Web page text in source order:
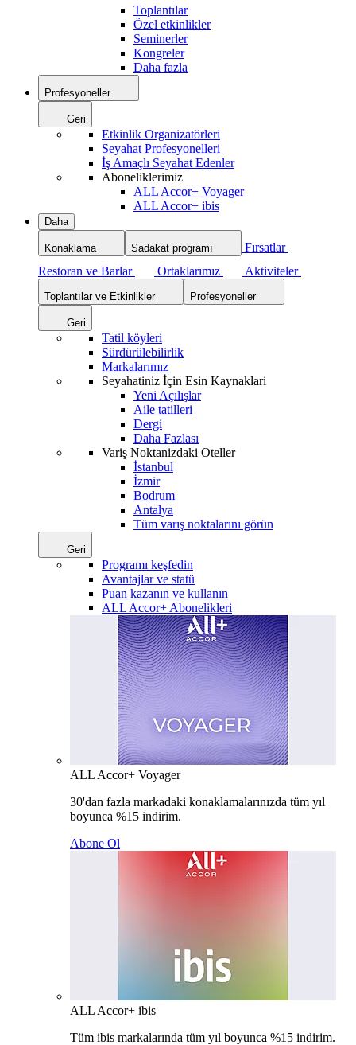
Toplantılar
Özel etkinlikler
Seminerler
Kongreler
Daha fazla
Profesyoneller
Geri
Etkinlik Organizatörleri
Seyahat Profesyonelleri
İş Amaçlı Seyahat Edenler
Aboneliklerimiz
ALL Accor+ Voyager
ALL Accor+ ibis
Daha
Konaklama Sadakat programı
Fırsatlar
Restoran ve Barlar
Ortaklarımız Aktiviteler
Toplantılar ve Etkinlikler Profesyoneller
Geri
Tatil köyleri
Sürdürülebilirlik
Markalarımız
Seyahatiniz İçin Esin Kaynaklari
Yeni Açılışlar
Aile tatilleri
Dergi
Daha Fazlası
Variş Noktanizdaki Oteller
İstanbul
İzmir
Bodrum
Antalya
Tüm varış noktalarını görün
Geri
Programı keşfedin
Avantajlar ve statü
Puan kazanın ve kullanın
ALL Accor+ Abonelikleri
ALL Accor+ Voyager
30'dan fazla markadaki konaklamalarınızda tüm yıl
boyunca %15 indirim.
Abone Ol
ALL Accor+ ibis
Tüm ibis markalarında tüm yıl boyunca %15 indirim.